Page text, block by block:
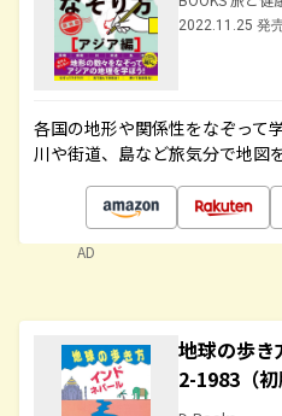
2022.11.25 発
各国の地形や関係性をなぞって
川や街道、島など旅気分で地図
AD
地球の歩き
2-1983（初